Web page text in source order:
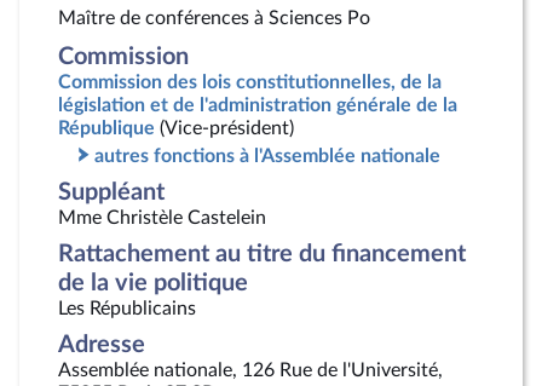
Maître de conférences à Sciences Po
Commission
Commission des lois constitutionnelles, de la
législation et de l'administration générale de la
République (Vice-président)
autres fonctions à l'Assemblée nationale
Suppléant
Mme Christèle Castelein
Rattachement au titre du financement
de la vie politique
Les Républicains
Adresse
Assemblée nationale, 126 Rue de l'Université,